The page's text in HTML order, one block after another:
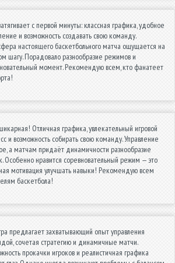
с первой минуты: классная графика, удобное
и возможность создавать свою команду.
настоящего баскетбольного матча ощущается на
шагу. Порадовало разнообразие режимов и
момент. Рекомендую всем, кто фанатеет
Отличная графика, увлекательный игровой
и возможность собирать свою команду. Управление
а матчам придаёт динамичности разнообразие
Особенно нравится соревновательный режим — это
мотивация улучшать навыки! Рекомендую всем
баскетбола!
предлагает захватывающий опыт управления
сочетая стратегию и динамичные матчи.
прокачки игроков и реалистичная графика